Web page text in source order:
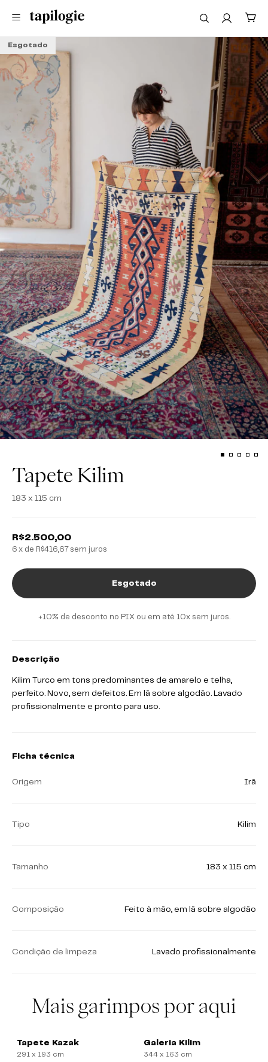
Esgotado
Tapete Kilim
183 x 115 cm
R$2.500,00
6 x de R$416,67 sem juros
+10% de desconto no PIX ou em até 10x sem juros.
Descrição
Kilim Turco em tons predominantes de amarelo e telha,
perfeito. Novo, sem defeitos. Em lã sobre algodão. Lavado
profissionalmente e pronto para uso.
Ficha técnica
Origem Irã
Tipo Kilim
Tamanho 183 x 115 cm
Composição Feito à mão, em lã sobre algodão
Condição de limpeza Lavado profissionalmente
Mais garimpos por aqui
Tapete Kazak
291 x 193 cm
Galeria Kilim
344 x 163 cm